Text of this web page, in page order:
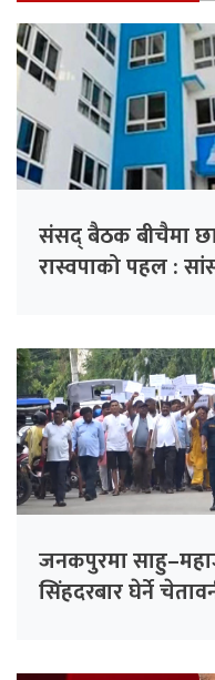
संसद् बैठक बीचैमा
रास्वपाको पहल :
जनकपुरमा
सिंहदरबार घेर्ने